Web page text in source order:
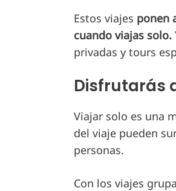
Estos viajes ponen
cuando viajas solo.
privadas y tours
Disfrutarás
Viajar solo es una
del viaje pueden
personas.
Con los viajes